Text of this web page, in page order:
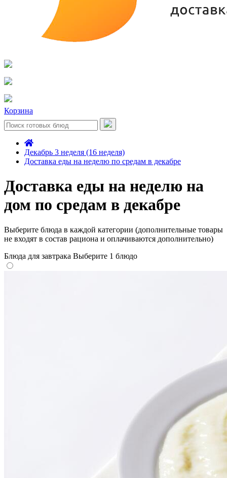
Корзина
Декабрь 3 неделя (16 неделя)
Доставка еды на неделю по средам в декабре
Доставка еды на неделю на
дом по средам в декабре
Выберите блюда в каждой категории (дополнительные товары
не входят в состав рациона и оплачиваются дополнительно)
Блюда для завтрака Выберите 1 блюдо